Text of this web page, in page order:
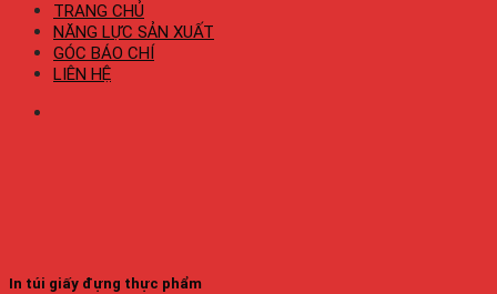
TRANG CHỦ
NĂNG LỰC SẢN XUẤT
GÓC BÁO CHÍ
LIÊN HỆ
In túi giấy đựng thực phẩm